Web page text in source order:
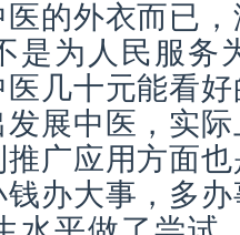
的外衣而已
是为人民服务
几十元能看
展中医，实
广应用方面
办大事，多